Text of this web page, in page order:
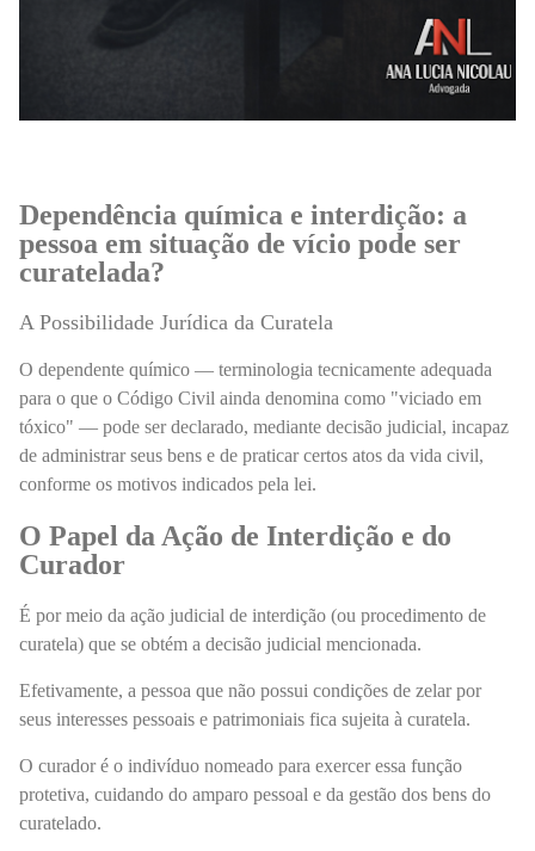
Dependência química e interdição: a
pessoa em situação de vício pode ser
curatelada?
A Possibilidade Jurídica da Curatela
O dependente químico — terminologia tecnicamente adequada
para o que o Código Civil ainda denomina como "viciado em
tóxico" — pode ser declarado, mediante decisão judicial, incapaz
de administrar seus bens e de praticar certos atos da vida civil,
conforme os motivos indicados pela lei.
O Papel da Ação de Interdição e do
Curador
É por meio da ação judicial de interdição (ou procedimento de
curatela) que se obtém a decisão judicial mencionada.
Efetivamente, a pessoa que não possui condições de zelar por
seus interesses pessoais e patrimoniais fica sujeita à curatela.
O curador é o indivíduo nomeado para exercer essa função
protetiva, cuidando do amparo pessoal e da gestão dos bens do
curatelado.